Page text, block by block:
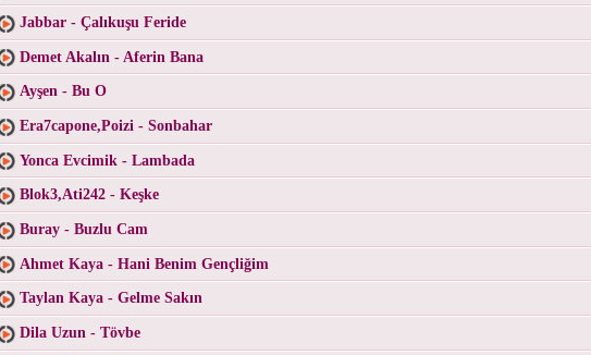
Jabbar - Çalıkuşu Feride
Demet Akalın - Aferin Bana
Ayşen - Bu O
Era7capone,Poizi - Sonbahar
Yonca Evcimik - Lambada
Blok3,Ati242 - Keşke
Buray - Buzlu Cam
Ahmet Kaya - Hani Benim Gençliğim
Taylan Kaya - Gelme Sakın
Dila Uzun - Tövbe